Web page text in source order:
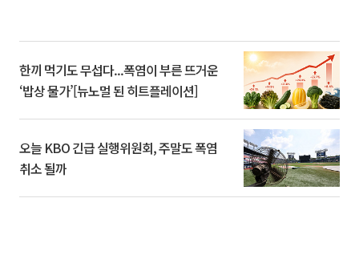
한끼 먹기도 무섭다...폭염이 부른 뜨거운
‘밥상 물가’[뉴노멀 된 히트플레이션]
오늘 KBO 긴급 실행위원회, 주말도 폭염
취소 될까